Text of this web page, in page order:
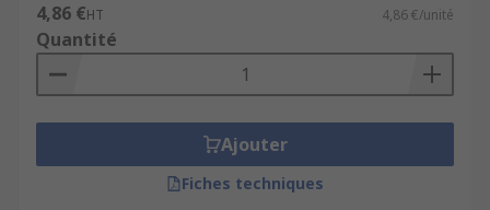
4,86 €HT 4,86 €/unité
Quantité
Ajouter
Fiches techniques